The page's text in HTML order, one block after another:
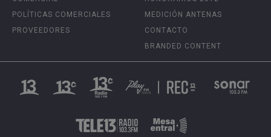
POLÍTICAS COMERCIALES
PROVEEDORES
MEDICIÓN ANTENAS
CONTACTO
BRANDED CONTENT